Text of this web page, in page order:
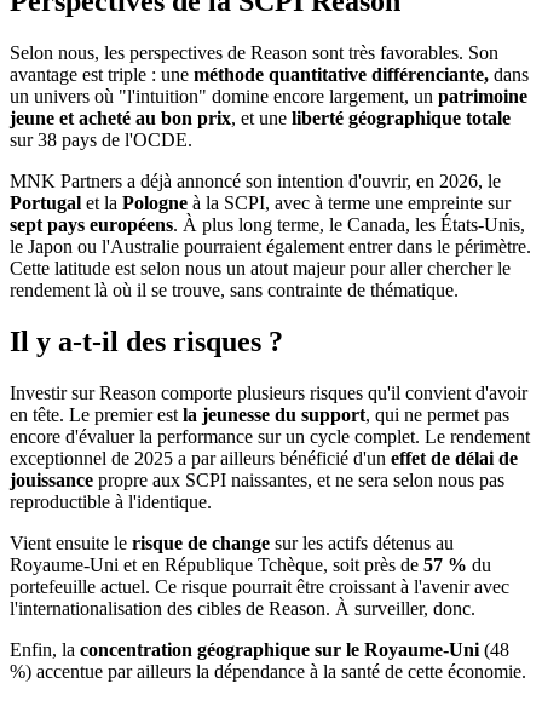
Selon nous, les perspectives de Reason sont très favorables. Son
avantage est triple : une méthode quantitative différenciante, dans
un univers où "l'intuition" domine encore largement, un patrimoine
jeune et acheté au bon prix, et une liberté géographique totale
sur 38 pays de l'OCDE.
MNK Partners a déjà annoncé son intention d'ouvrir, en 2026, le
Portugal et la Pologne à la SCPI, avec à terme une empreinte sur
sept pays européens. À plus long terme, le Canada, les États-Unis,
le Japon ou l'Australie pourraient également entrer dans le périmètre.
Cette latitude est selon nous un atout majeur pour aller chercher le
rendement là où il se trouve, sans contrainte de thématique.
Il y a-t-il des risques ?
Investir sur Reason comporte plusieurs risques qu'il convient d'avoir
en tête. Le premier est la jeunesse du support, qui ne permet pas
encore d'évaluer la performance sur un cycle complet. Le rendement
exceptionnel de 2025 a par ailleurs bénéficié d'un effet de délai de
jouissance propre aux SCPI naissantes, et ne sera selon nous pas
reproductible à l'identique.
Vient ensuite le risque de change sur les actifs détenus au
Royaume-Uni et en République Tchèque, soit près de 57 % du
portefeuille actuel. Ce risque pourrait être croissant à l'avenir avec
l'internationalisation des cibles de Reason. À surveiller, donc.
Enfin, la concentration géographique sur le Royaume-Uni (48
%) accentue par ailleurs la dépendance à la santé de cette économie.